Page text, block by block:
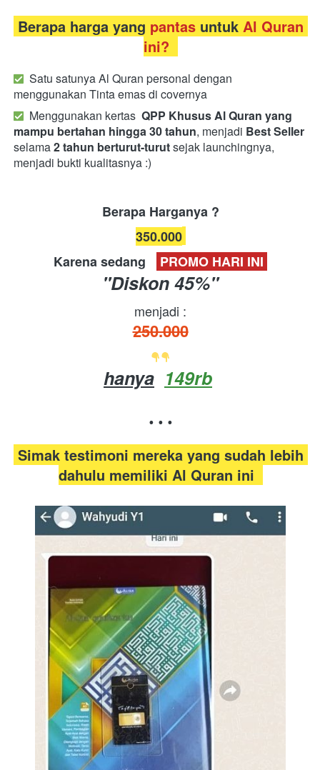
Berapa harga yang pantas untuk Al Quran
ini?
Satu satunya Al Quran personal dengan
menggunakan Tinta emas di covernya
Menggunakan kertas QPP Khusus Al Quran yang
mampu bertahan hingga 30 tahun, menjadi Best Seller
selama 2 tahun berturut-turut sejak launchingnya,
menjadi bukti kualitasnya :)
Berapa Harganya ?
350.000
Karena sedang
PROMO HARI INI
"Diskon 45%"
menjadi :
250.000
hanya 149rb
. . .
dahulu memiliki Al Quran ini